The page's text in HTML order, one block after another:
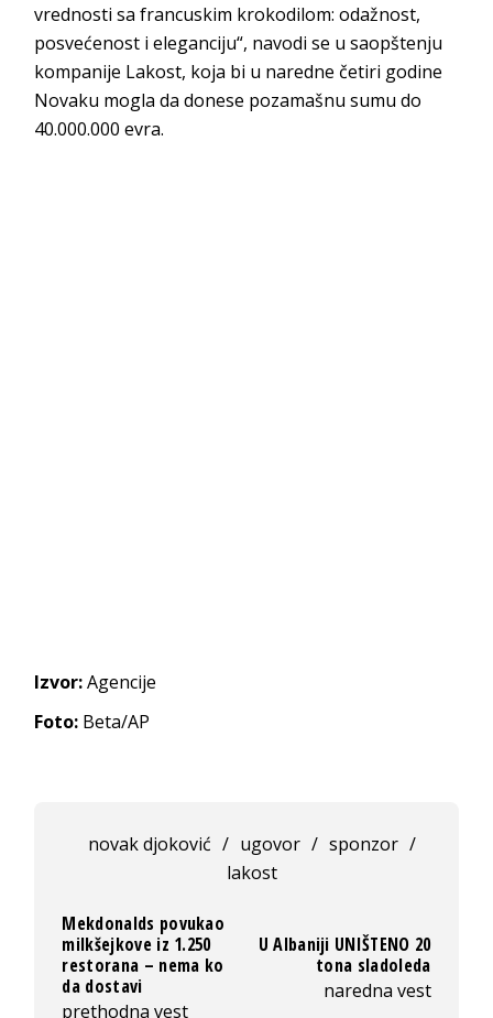
vrednosti sa francuskim krokodilom: odažnost,
posvećenost i eleganciju“, navodi se u saopštenju
kompanije Lakost, koja bi u naredne četiri godine
Novaku mogla da donese pozamašnu sumu do
40.000.000 evra.
Izvor:Agencije
Foto: Beta/AP
novak djoković / ugovor / sponzor /
lakost
Mekdonalds povukao
milkšejkove iz 1.250
restorana – nema ko
da dostavi
prethodna vest
U Albaniji UNIŠTENO 20
tona sladoleda
naredna vest